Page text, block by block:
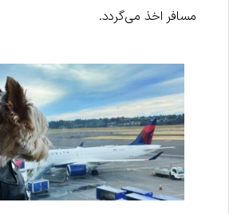
مسافر اخذ می‌گردد.